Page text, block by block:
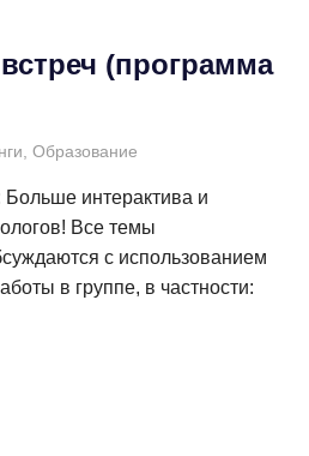
(программа
Образование
Больше интерактива и
Все темы
с использованием
в группе, в частности: